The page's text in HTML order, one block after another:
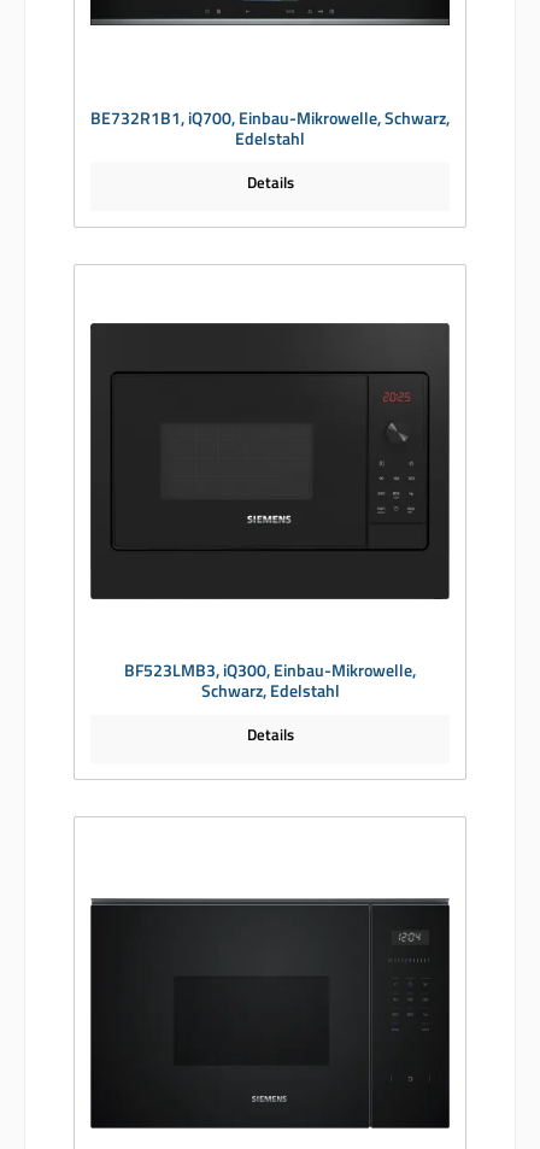
BE732R1B1, iQ700, Einbau-Mikrowelle, Schwarz,
Edelstahl
Details
BF523LMB3, iQ300, Einbau-Mikrowelle,
Schwarz, Edelstahl
Details